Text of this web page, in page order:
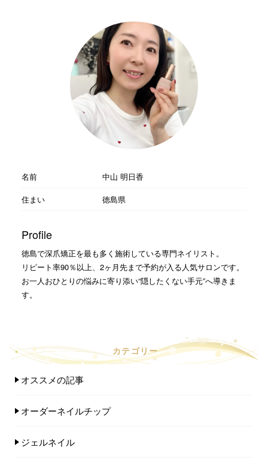
名前
中山 明日香
住まい
徳島県
Profile
徳島で深爪矯正を最も多く施術している専門ネイリスト。
リピート率90％以上、2ヶ月先まで予約が入る人気サロンです。
お一人おひとりの悩みに寄り添い“隠したくない手元”へ導きま
す。
カテゴリー
オススメの記事
オーダーネイルチップ
ジェルネイル